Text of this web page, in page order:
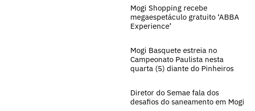
Mogi Shopping recebe
megaespetáculo gratuito ‘ABBA
Experience’
Mogi Basquete estreia no
Campeonato Paulista nesta
quarta (5) diante do Pinheiros
Diretor do Semae fala dos
desafios do saneamento em Mogi